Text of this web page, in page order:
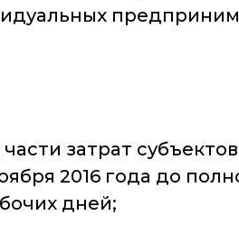
затрат
2016 года до
дней;